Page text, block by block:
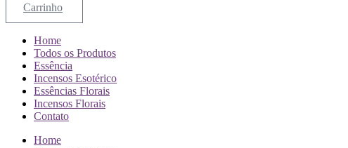
Carrinho
Home
Todos os Produtos
Essência
Incensos Esotérico
Essências Florais
Incensos Florais
Contato
Home